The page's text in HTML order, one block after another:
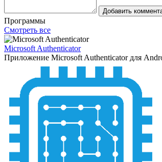
Добавить
Программы
Смотреть все
Microsoft Authenticator
Приложение Microsoft Authenticator для